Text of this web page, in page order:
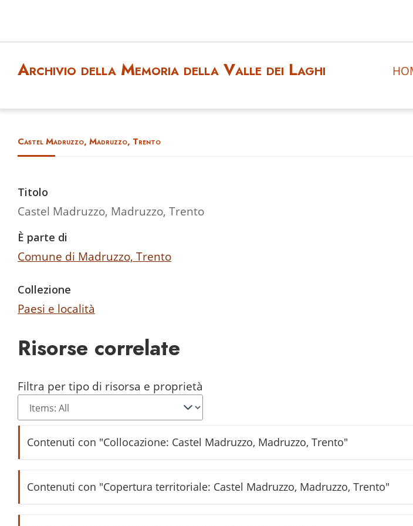
Archivio della Memoria della Valle dei Laghi
Castel Madruzzo, Madruzzo, Trento
Titolo
Castel Madruzzo, Madruzzo, Trento
È parte di
Comune di Madruzzo, Trento
Collezione
Paesi e località
Risorse correlate
Filtra per tipo di risorsa e proprietà
Contenuti con "Collocazione: Castel Madruzzo, Madruzzo, Trento"
Contenuti con "Copertura territoriale: Castel Madruzzo, Madruzzo, Trento"